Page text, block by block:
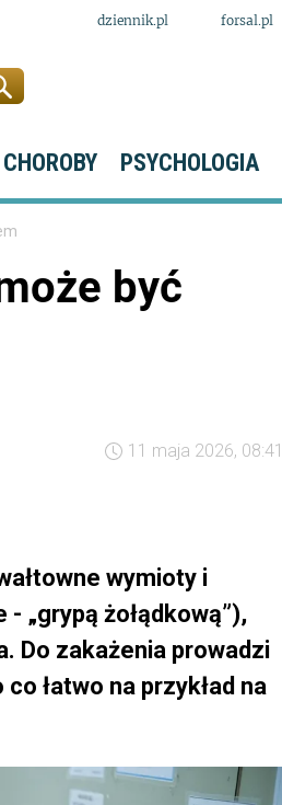
dziennik.pl forsal.pl
CHOROBY PSYCHOLOGIA
być
11 maja 2026, 08:41
wymioty i
„grypą żołądkową”),
Do zakażenia prowadzi
łatwo na przykład na